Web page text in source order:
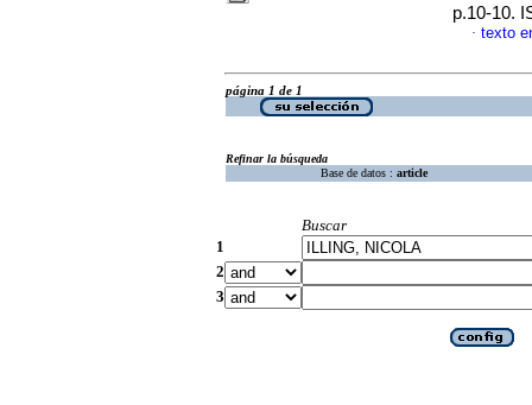
p.10-10.
· texto
página 1 de 1
Refinar la búsqueda
Base de datos : article
Buscar
1
2
3